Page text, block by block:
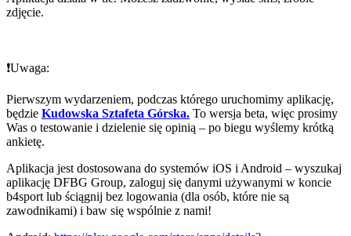
zdjęcie.
❗️Uwaga:
Pierwszym wydarzeniem, podczas którego uruchomimy aplikację,
będzie Kudowska Sztafeta Górska. To wersja beta, więc prosimy
Was o testowanie i dzielenie się opinią – po biegu wyślemy krótką
ankietę.
Aplikacja jest dostosowana do systemów iOS i Android – wyszukaj
aplikację DFBG Group, zaloguj się danymi używanymi w koncie
b4sport lub ściągnij bez logowania (dla osób, które nie są
zawodnikami) i baw się wspólnie z nami!